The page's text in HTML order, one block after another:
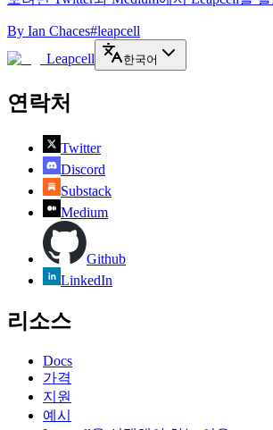
By Ian Chaces#leapcell
Leapcell
한국어
연락처
Twitter
Discord
Substack
Medium
Github
LinkedIn
리소스
Docs
가격
지원
예시